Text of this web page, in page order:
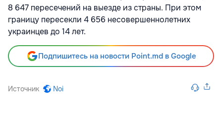
8 647 пересечений на выезде из страны. При этом
границу пересекли 4 656 несовершеннолетних
украинцев до 14 лет.
Подпишитесь на новости Point.md в Google
Источник Noi